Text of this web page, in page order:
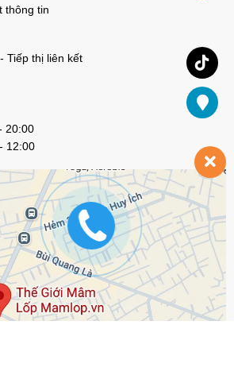
thông tin
Tiếp thị liên kết
20:00